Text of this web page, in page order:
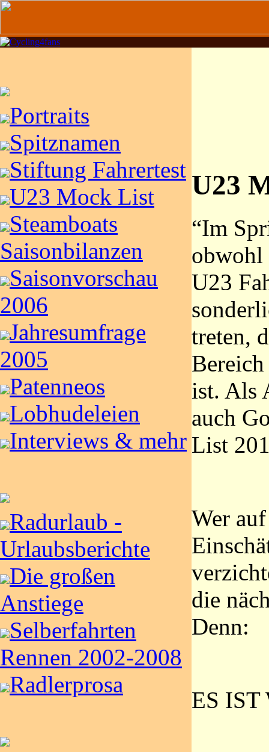
Portraits
Spitznamen
Stiftung Fahrertest
U23 Mock List
Steamboats
Saisonbilanzen
Saisonvorschau
2006
Jahresumfrage
2005
Patenneos
Lobhudeleien
Interviews & mehr
Radurlaub -
Urlaubsberichte
Die großen
Anstiege
Selberfahrten
Rennen 2002-2008
Radlerprosa
U23
“Im
obwohl
U23
treten,
ist. Als
auch
List
Wer
die
Denn:
ES